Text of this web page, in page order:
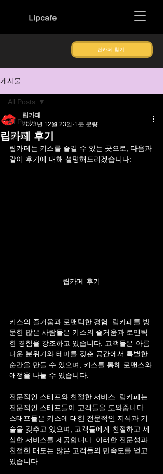
Lipcafe
립카페 찾기
게시물
All Posts
립카페
All Posts
립카페 후기
립카페
2023년 12월 23일 1분 분량
립카페는 키스를 즐길 수 있는 곳으로, 다음과
같이 후기에 대해 설명해드리겠습니다:
립카페 후기
키스의 즐거움과 로맨틱한 경험: 립카페를 방
문한 많은 사람들은 키스의 즐거움과 로맨틱
한 경험을 강조하고 있습니다. 고객들은 아름
다운 분위기와 테마를 갖춘 공간에서 특별한
순간을 만들 수 있으며, 키스를 통해 로맨스와
애정을 나눌 수 있습니다.
전문적인 스태프와 친절한 서비스: 립카페는
전문적인 스태프들이 고객들을 도와줍니다.
스태프들은 키스에 대한 전문적인 지식과 기
술을 갖추고 있으며, 고객들에게 친절하고 세
심한 서비스를 제공합니다. 이러한 전문성과
친절한 태도는 많은 고객들의 만족도를 얻고
있습니다